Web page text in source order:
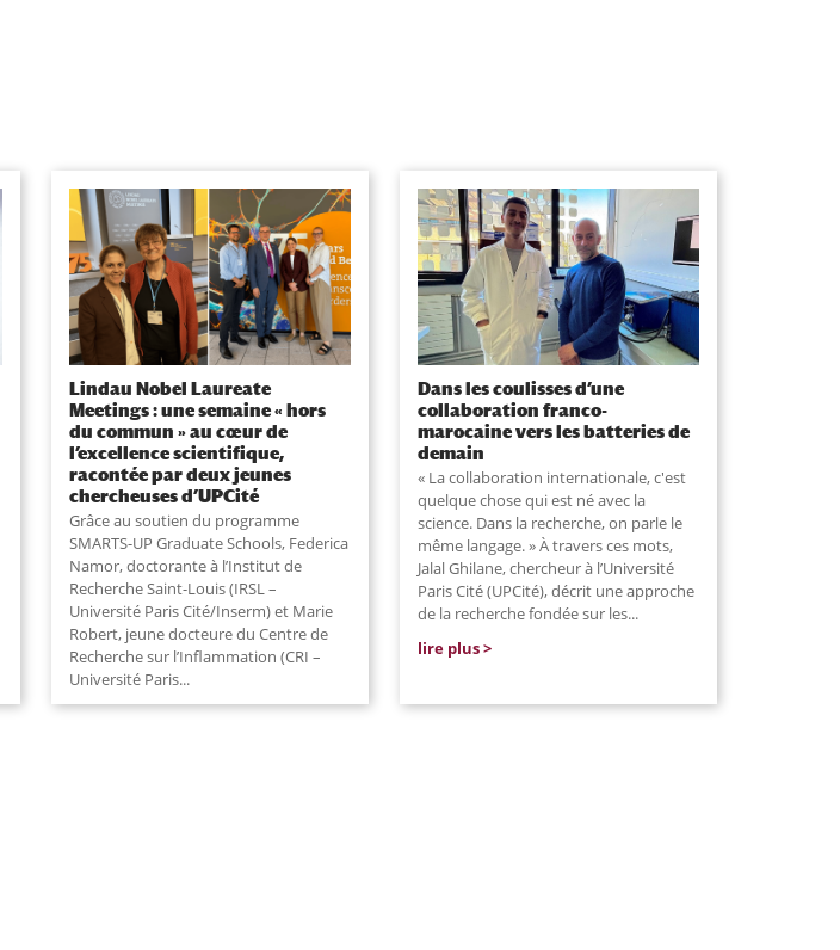
Lindau Nobel Laureate
Meetings : une semaine « hors
du commun » au cœur de
l’excellence scientifique,
racontée par deux jeunes
chercheuses d’UPCité
Grâce au soutien du programme
SMARTS-UP Graduate Schools, Federica
Namor, doctorante à l’Institut de
Recherche Saint-Louis (IRSL –
Université Paris Cité/Inserm) et Marie
Robert, jeune docteure du Centre de
Recherche sur l’Inflammation (CRI –
Université Paris...
lire plus
Dans les coulisses d’une
collaboration franco-
marocaine vers les batteries de
demain
« La collaboration internationale, c'est
quelque chose qui est né avec la
science. Dans la recherche, on parle le
même langage. » À travers ces mots,
Jalal Ghilane, chercheur à l’Université
Paris Cité (UPCité), décrit une approche
de la recherche fondée sur les...
lire plus